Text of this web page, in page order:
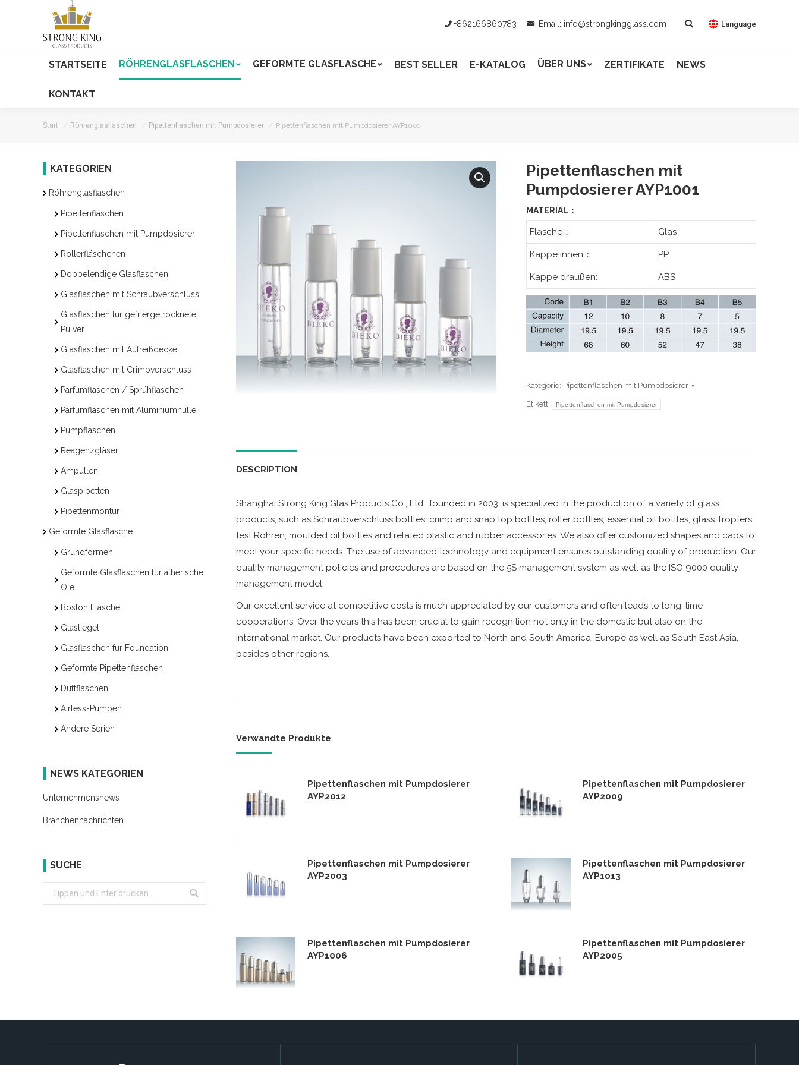
+862166860783 Email: info@strongkingglass.com Language
STARTSEITE RÖHRENGLASFLASCHEN GEFORMTE GLASFLASCHE BEST SELLER E-KATALOG ÜBER UNS ZERTIFIKATE NEWS
KONTAKT
Start Röhrenglasflaschen Pipettenflaschen mit Pumpdosierer Pipettenflaschen mit Pumpdosierer AYP1001
Pipettenflaschen mit
Pumpdosierer AYP1001
MATERIAL：
Flasche： Glas
Kappe innen： PP
Kappe draußen: ABS
Kategorie: Pipettenflaschen mit Pumpdosierer
Etikett: Pipettenflaschen mit Pumpdosierer
DESCRIPTION
Shanghai Strong King Glas Products Co., Ltd., founded in 2003, is specialized in the production of a variety of glass
products, such as Schraubverschluss bottles, crimp and snap top bottles, roller bottles, essential oil bottles, glass Tropfers,
test Röhren, moulded oil bottles and related plastic and rubber accessories. We also offer customized shapes and caps to
meet your specific needs. The use of advanced technology and equipment ensures outstanding quality of production. Our
quality management policies and procedures are based on the 5S management system as well as the ISO 9000 quality
management model.
Our excellent service at competitive costs is much appreciated by our customers and often leads to long-time
cooperations. Over the years this has been crucial to gain recognition not only in the domestic but also on the
international market. Our products have been exported to North and South America, Europe as well as South East Asia,
besides other regions.
Verwandte Produkte
Pipettenflaschen mit Pumpdosierer
AYP2012
Pipettenflaschen mit Pumpdosierer
AYP2009
Pipettenflaschen mit Pumpdosierer
AYP2003
Pipettenflaschen mit Pumpdosierer
AYP1013
Pipettenflaschen mit Pumpdosierer
AYP1006
Pipettenflaschen mit Pumpdosierer
AYP2005
KATEGORIEN
Röhrenglasflaschen
Pipettenflaschen
Pipettenflaschen mit Pumpdosierer
Rollerfläschchen
Doppelendige Glasflaschen
Glasflaschen mit Schraubverschluss
Glasflaschen für gefriergetrocknete
Pulver
Glasflaschen mit Aufreißdeckel
Glasflaschen mit Crimpverschluss
Parfümflaschen / Sprühflaschen
Parfümflaschen mit Aluminiumhülle
Pumpflaschen
Reagenzgläser
Ampullen
Glaspipetten
Pipettenmontur
Geformte Glasflasche
Grundformen
Geformte Glasflaschen für ätherische
Öle
Boston Flasche
Glastiegel
Glasflaschen für Foundation
Geformte Pipettenflaschen
Duftflaschen
Airless-Pumpen
Andere Serien
NEWS KATEGORIEN
Unternehmensnews
Branchennachrichten
SUCHE
Search: